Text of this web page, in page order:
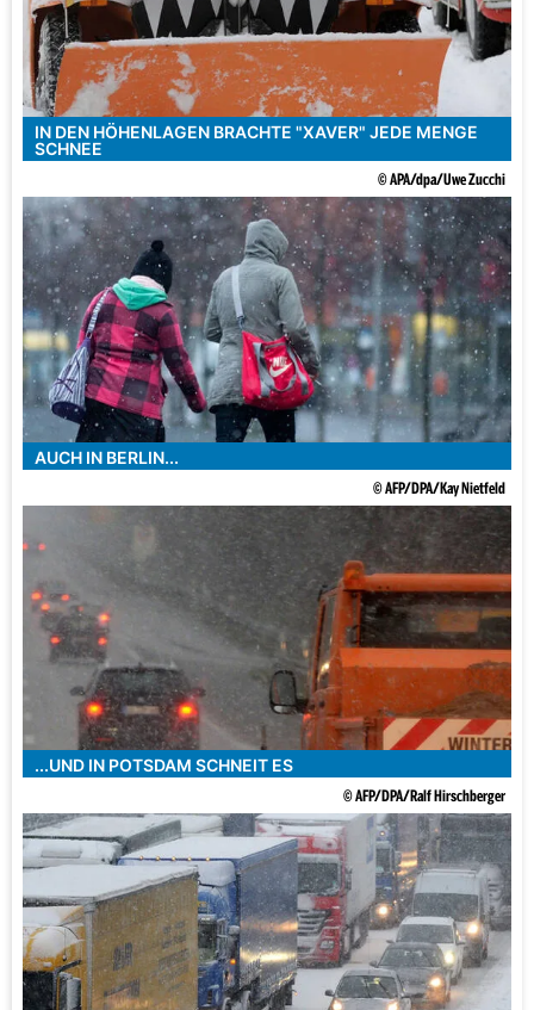
IN DEN HÖHENLAGEN BRACHTE "XAVER" JEDE MENGE
SCHNEE
© APA/dpa/Uwe Zucchi
AUCH IN BERLIN...
© AFP/DPA/Kay Nietfeld
...UND IN POTSDAM SCHNEIT ES
© AFP/DPA/Ralf Hirschberger